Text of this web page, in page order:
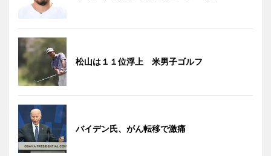
松山は１１位浮上 米男子ゴルフ
バイデン氏、がん転移で激痛